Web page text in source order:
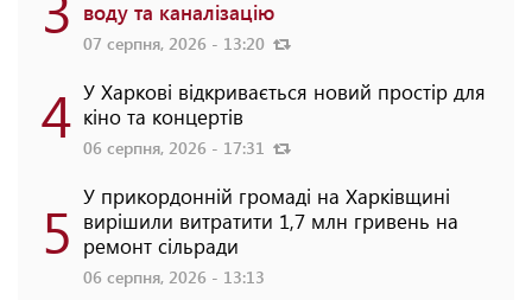
воду та каналізацію
07 серпня, 2026 - 13:20
4 У Харкові відкривається новий простір для
кіно та концертів
06 серпня, 2026 - 17:31
5 У прикордонній громаді на Харківщині
вирішили витратити 1,7 млн гривень на
ремонт сільради
06 серпня, 2026 - 13:13